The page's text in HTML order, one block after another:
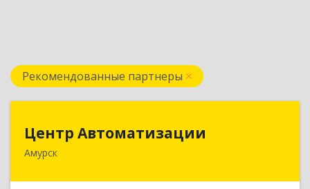
Рекомендованные партнеры
Центр Автоматизации
Амурск
682640, Хабаровский край, Амурск г, Мира пр-